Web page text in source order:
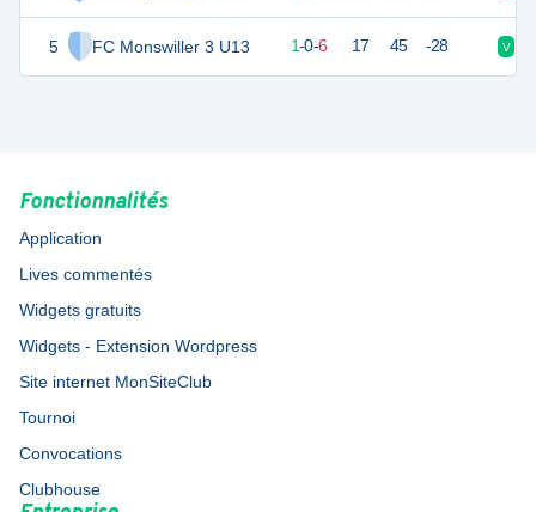
5 FC Monswiller 3 U13
2 1-0-6 17 45 -28 V
Fonctionnalités
Application
Lives commentés
Widgets gratuits
Widgets - Extension Wordpress
Site internet MonSiteClub
Tournoi
Convocations
Clubhouse